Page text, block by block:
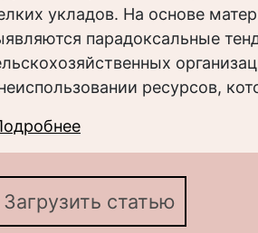
укладов. На основе
парадоксальные
ресурсов,
Загрузить статью